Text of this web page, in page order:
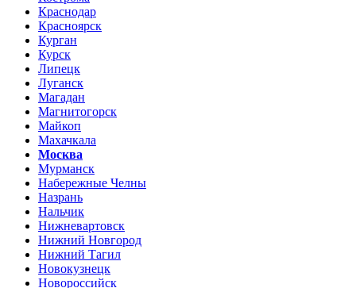
Краснодар
Красноярск
Курган
Курск
Липецк
Луганск
Магадан
Магнитогорск
Майкоп
Махачкала
Москва
Мурманск
Набережные Челны
Назрань
Нальчик
Нижневартовск
Нижний Новгород
Нижний Тагил
Новокузнецк
Новороссийск